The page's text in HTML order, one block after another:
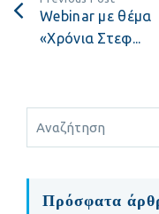
Webinar με θέμα
«Χρόνια Στεφ...
Πρόσφατα